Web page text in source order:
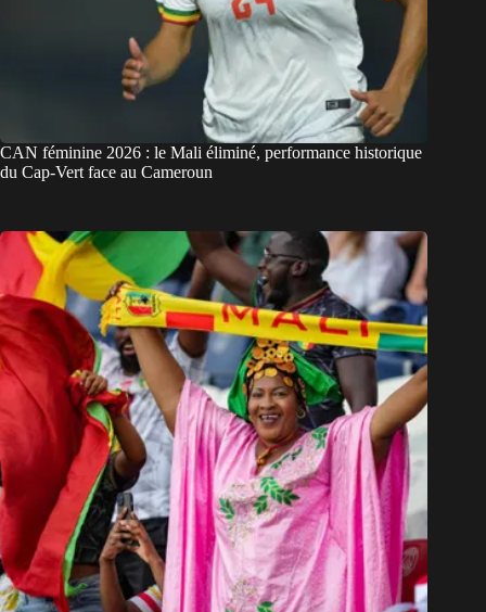
CAN féminine 2026 : le Mali éliminé, performance historique
du Cap-Vert face au Cameroun